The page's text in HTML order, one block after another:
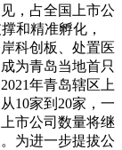
，占全国上市公
和精准孵化，
科创板、处置医
为青岛当地首只
年青岛辖区上
10家到20家，一
市公司数量将继
为进一步提拔公